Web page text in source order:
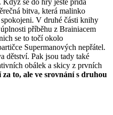
se do hry ještě přidá
bitva, která malinko
V druhé části knihy
příběhu z Brainiacem
se to točí okolo
Supermanových nepřátel.
dětství. Pak jsou tady také
obálek a skicy z prvních
to, ale ve srovnání s druhou